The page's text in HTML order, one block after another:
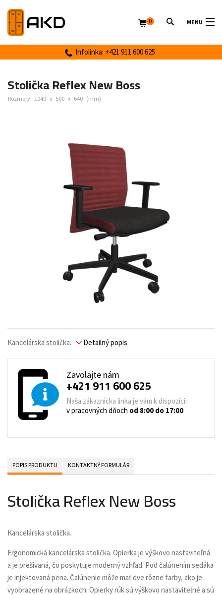
MENU
Infolinka: +421 911 600 625
0
Stolička Reflex New Boss
Rozmery: 1040 x 500 x 640 (mm)
Kancelárska stolička. Detailný popis
Zavolajte nám
+421 911 600 625
Naša zákaznícka linka je vám k dispozícii
v pracovných dňoch od 8:00 do 17:00
POPIS PRODUKTU KONTAKTNÝ FORMULÁR
Stolička Reflex New Boss
Kancelárska stolička.
Ergonomická kancelárska stolička. Opierka je výškovo nastaviteľná
a je prešívaná, čo poskytuje moderný vzhľad. Pod čalúnením sedáka
je injektovaná pena. Čalúnenie môže mať dve rôzne farby, ako je
vyobrazené na obrázkoch. Opierky rúk sú výškovo nastaviteľné a sú